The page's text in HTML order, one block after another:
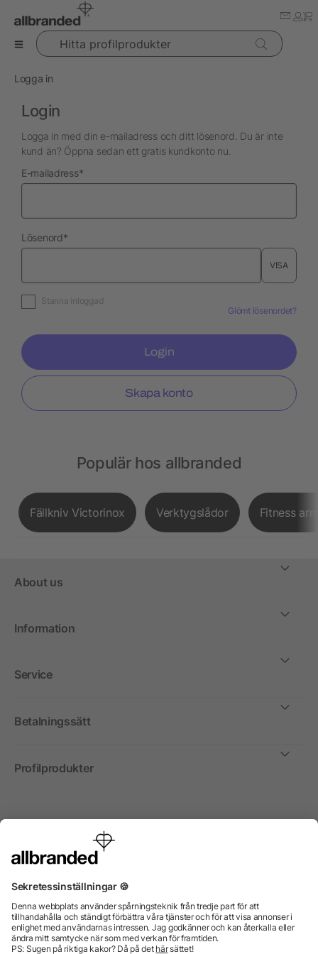
Hitta profilprodukter
Logga in
Login
Logga in med din e-mailadress och ditt lösenord. Du är inte
kund än? Öppna sedan ett gratis kundkonto nu.
E-mailadressnödvändig
*
Lösenordnödvändig
*
VISA
Stanna inloggad
Glömt lösenordet?
Login
Skapa konto
Populär hos allbranded
Fällkniv Victorinox Verktygslådor Fitness
About us
Information
Service
Betalningssätt
Profilprodukter
Internationellt